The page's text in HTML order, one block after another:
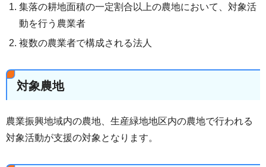
集落の耕地面積の一定割合以上の農地において、対象活
動を行う農業者
複数の農業者で構成される法人
対象農地
農業振興地域内の農地、生産緑地地区内の農地で行われる
対象活動が支援の対象となります。